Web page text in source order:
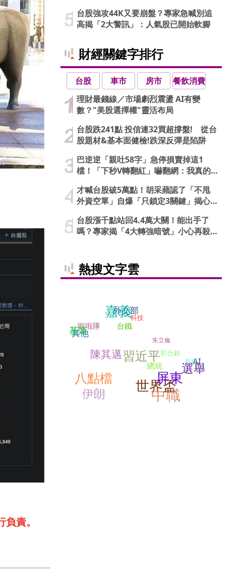
責。
台股強攻44K又要崩盤？專家急喊別追
高揭「2大警訊」：人氣股已開始軟腳
財經關鍵字排行
台股 車市 房市
餐飲消費
理財最錢線／市場劇烈震盪 AI有變
數？"美股選擇權"靈活布局
台股跌241點 投信連32買超撐盤! 從台
股題材&基本面健檢!跌深反彈是陷阱
巴逆逆「親吐58字」急停損賣掉這1
檔！「下秒V轉翻紅」嚇翻網：我真的
才喊台股破5萬點！胡采蘋認了「不甩
外資空單」自爆「只鎖定3關鍵」揭心
台股漲千點站回4.4萬大關！能出手了
嗎？專家揭「4大轉強暗號」小心再殺
熱搜文字雲
選舉
伊朗
習近平
陳其邁
啦啦隊 台鐵
AI
世界盃
外交部
八點檔
朱立倫
嘉義
總統
中職
新竹
屏東
其他
科技
郭台銘
基隆